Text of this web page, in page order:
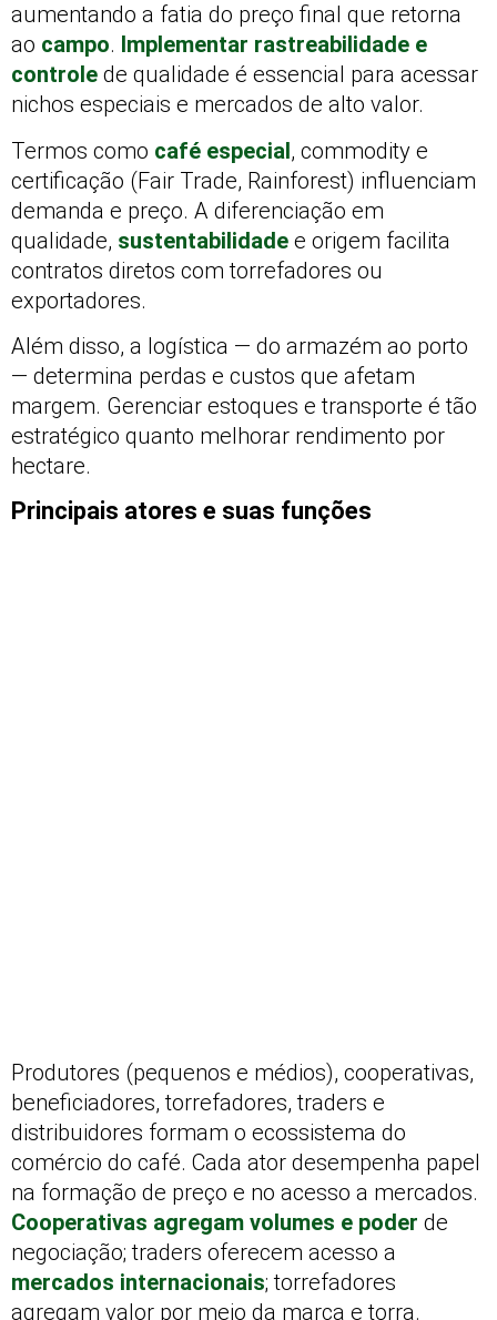
aumentando a fatia do preço final que retorna
ao campo. Implementar rastreabilidade e
controle de qualidade é essencial para acessar
nichos especiais e mercados de alto valor.
Termos como café especial, commodity e
certificação (Fair Trade, Rainforest) influenciam
demanda e preço. A diferenciação em
qualidade, sustentabilidade e origem facilita
contratos diretos com torrefadores ou
exportadores.
Além disso, a logística — do armazém ao porto
— determina perdas e custos que afetam
margem. Gerenciar estoques e transporte é tão
estratégico quanto melhorar rendimento por
hectare.
Principais atores e suas funções
Produtores (pequenos e médios), cooperativas,
beneficiadores, torrefadores, traders e
distribuidores formam o ecossistema do
comércio do café. Cada ator desempenha papel
na formação de preço e no acesso a mercados.
Cooperativas agregam volumes e poder de
negociação; traders oferecem acesso a
mercados internacionais; torrefadores
agregam valor por meio da marca e torra.